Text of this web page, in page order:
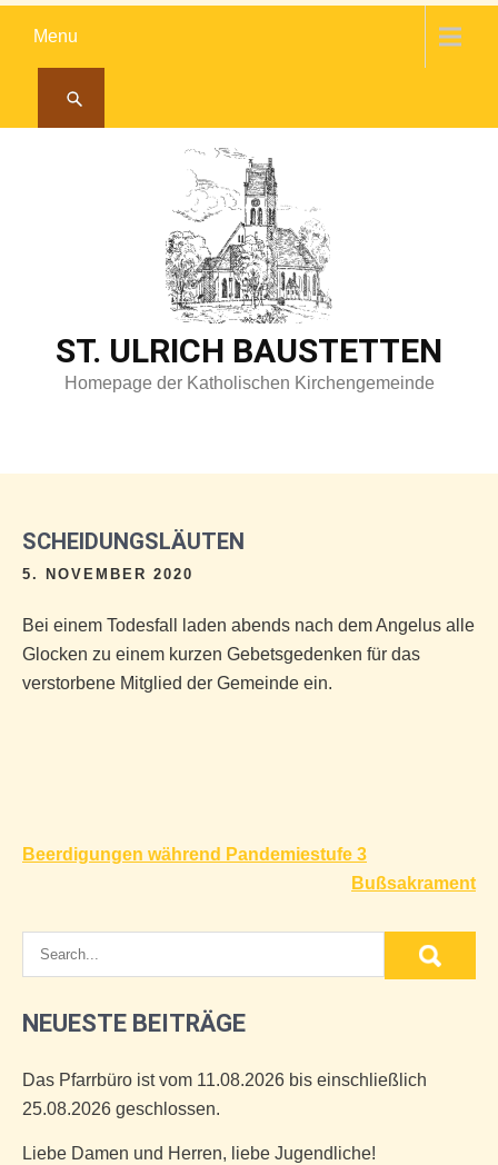
Menu
ST. ULRICH BAUSTETTEN
Homepage der Katholischen Kirchengemeinde
SCHEIDUNGSLÄUTEN
5. NOVEMBER 2020
Bei einem Todesfall laden abends nach dem Angelus alle
Glocken zu einem kurzen Gebetsgedenken für das
verstorbene Mitglied der Gemeinde ein.
Beitragsnavigation
Beerdigungen während Pandemiestufe 3
Bußsakrament
NEUESTE BEITRÄGE
Das Pfarrbüro ist vom 11.08.2026 bis einschließlich
25.08.2026 geschlossen.
Liebe Damen und Herren, liebe Jugendliche!